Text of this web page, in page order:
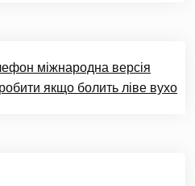
міжнародна версія
якщо болить ліве вухо